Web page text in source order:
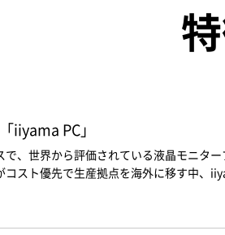
iiyama PC」
、世界から評価されている液晶モニタ
スト優先で生産拠点を海外に移す中、